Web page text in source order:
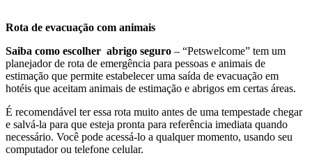
Rota de evacuação com animais
Saiba como escolher abrigo seguro – “Petswelcome” tem um
planejador de rota de emergência para pessoas e animais de
estimação que permite estabelecer uma saída de evacuação em
hotéis que aceitam animais de estimação e abrigos em certas áreas.
É recomendável ter essa rota muito antes de uma tempestade chegar
e salvá-la para que esteja pronta para referência imediata quando
necessário. Você pode acessá-lo a qualquer momento, usando seu
computador ou telefone celular.